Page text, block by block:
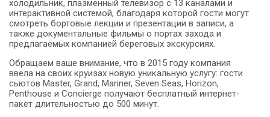
холодильник, плазменный телевизор с 13 каналами и
интерактивной системой, благодаря которой гости могут
смотреть бортовые лекции и презентации в записи, а
также документальные фильмы о портах захода и
предлагаемых компанией береговых экскурсиях.
Обращаем ваше внимание, что в 2015 году компания
ввела на своих круизах новую уникальную услугу: гости
сьютов Master, Grand, Mariner, Seven Seas, Horizon,
Penthouse и Concierge получают бесплатный интернет-
пакет длительностью до 500 минут.